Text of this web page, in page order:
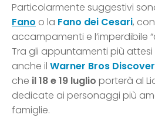
Particolarmente suggestivi
Fano o la Fano dei Cesari,
accampamenti e l’imperdibile
Tra gli appuntamenti più attesi
anche il Warner Bros
che il 18 e 19 luglio porterà al
dedicate ai personaggi più
famiglie.